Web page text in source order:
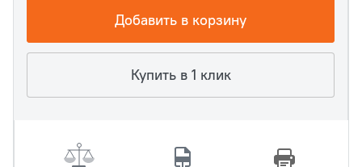
Добавить в корзину
Купить в 1 клик